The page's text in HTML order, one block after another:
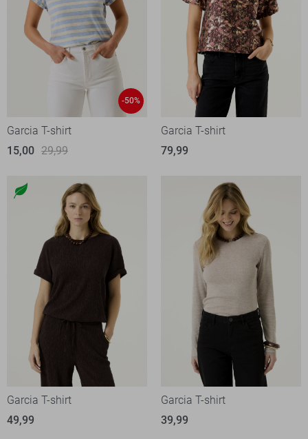
-50%
Garcia T-shirt
15,00 29,99
Garcia T-shirt
79,99
Garcia T-shirt
49,99
Garcia T-shirt
39,99